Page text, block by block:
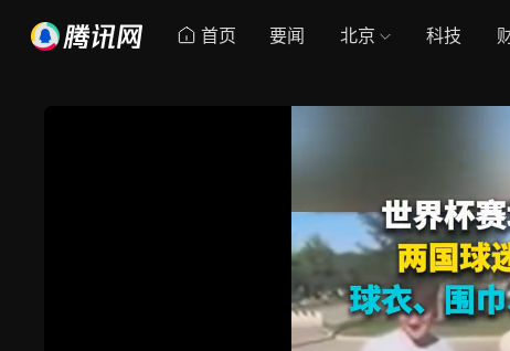
首页 要闻 北京 科技